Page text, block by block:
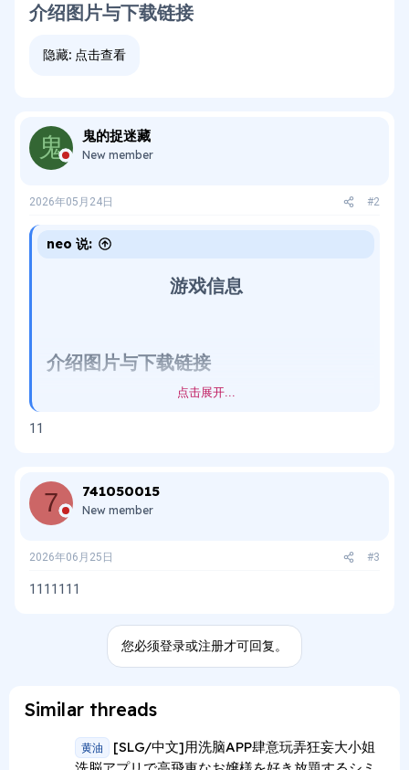
介绍图片与下载链接​
隐藏: 点击查看
鬼 鬼的捉迷藏
New member
2026年05月24日 #2
neo 说:
游戏信息​
介绍图片与下载链接​
点击展开...
11
7 741050015
New member
2026年06月25日 #3
1111111
您必须登录或注册才可回复。
Similar threads
黄油
[SLG/中文]用洗脑APP肆意玩弄狂妄大小姐